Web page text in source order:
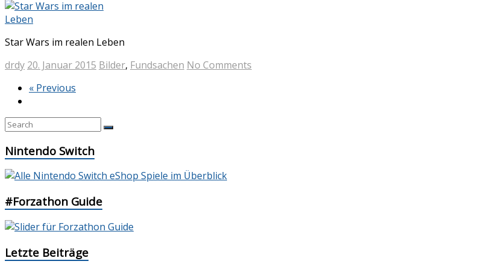
Star Wars im realen Leben
drdy 20. Januar 2015 Bilder, Fundsachen No Comments
« Previous
Nintendo Switch
#Forzathon Guide
Letzte Beiträge